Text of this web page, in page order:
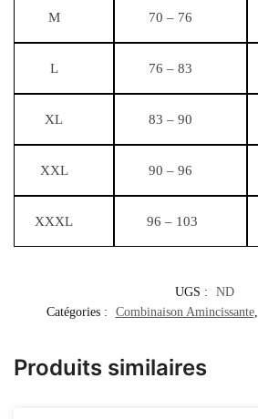
M 70 – 76
L 76 – 83
XL 83 – 90
XXL 90 – 96
XXXL 96 – 103
UGS :
ND
Catégories :
Combinaison Amincissante,
Produits similaires